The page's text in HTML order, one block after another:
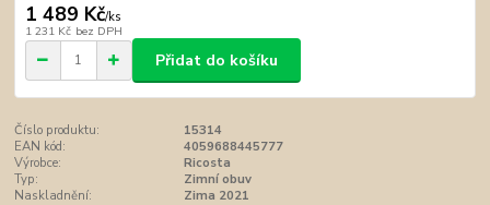
1 489 Kč/ks
1 231 Kč bez DPH
Přidat do košíku
Číslo produktu:
15314
EAN kód:
4059688445777
Výrobce:
Ricosta
Typ:
Zimní obuv
Naskladnění:
Zima 2021